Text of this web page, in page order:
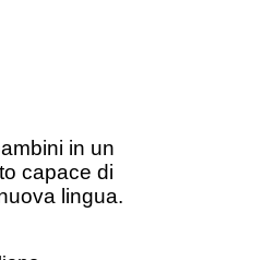
in un
capace di
lingua.